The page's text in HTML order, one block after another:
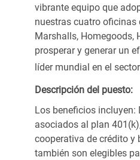
vibrante equipo que
nuestras cuatro oficinas
Marshalls, Homegoods,
prosperar y generar un
líder mundial en el
Descripción del puesto:
Los beneficios incluyen:
asociados al plan
cooperativa de crédito y
también son elegibles